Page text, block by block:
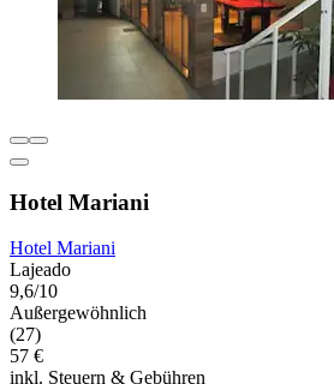
Hotel Mariani
Hotel Mariani
Lajeado
9,6/10
Außergewöhnlich
(27)
57 €
inkl. Steuern & Gebühren